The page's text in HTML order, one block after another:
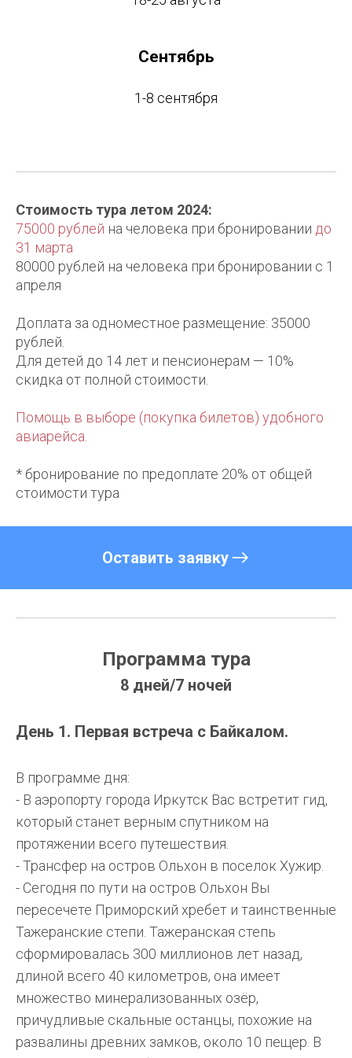
Сентябрь
1-8 сентября
Стоимость тура летом 2024:
75000 рублей на человека при бронировании до
31 марта
80000 рублей на человека при бронировании с 1
апреля
Доплата за одноместное размещение: 35000
рублей.
Для детей до 14 лет и пенсионерам — 10%
скидка от полной стоимости.
Помощь в выборе (покупка билетов) удобного
авиарейса.
* бронирование по предоплате 20% от общей
стоимости тура
Оставить заявку
Программа тура
8 дней/7 ночей
День 1. Первая встреча с Байкалом.
В программе дня:
- В аэропорту города Иркутск Вас встретит гид,
который станет верным спутником на
протяжении всего путешествия.
- Трансфер на остров Ольхон в поселок Хужир.
- Сегодня по пути на остров Ольхон Вы
пересечете Приморский хребет и таинственные
Тажеранские степи. Тажеранская степь
сформировалась 300 миллионов лет назад,
длиной всего 40 километров, она имеет
множество минерализованных озёр,
причудливые скальные останцы, похожие на
развалины древних замков, около 10 пещер. В